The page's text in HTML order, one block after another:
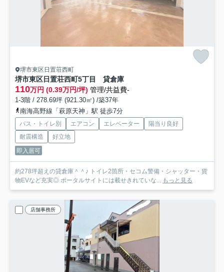
堺市東区日置荘西町
堺市東区日置荘西町5丁目 貸倉庫
110万円 (0.39万円/坪) 管理/共益費-
1-3階 / 278.69坪 (921.30㎡) /築37年
南海高野線「萩原天神」駅 徒歩7分
バス・トイレ別 エアコン エレベーター
陽当り良好
耐震構造
好立地
即入居可
約278坪超えの貸倉庫＾＾♪ トイレ2箇所・セコム警備・シャッター・貨
物EVなど充実◎ ポータルサイトには載せきれていな... もっと見る
店舗事務所